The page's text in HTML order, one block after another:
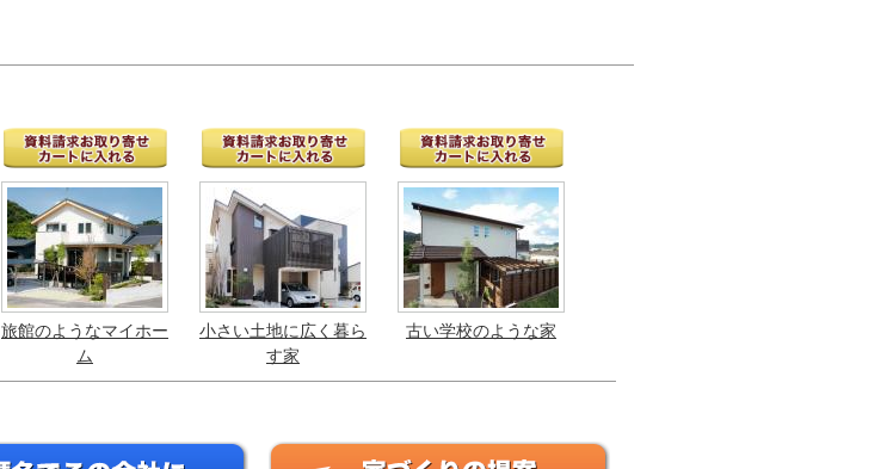
旅館のようなマイホー
ム
小さい土地に広く暮ら
す家
古い学校のような家